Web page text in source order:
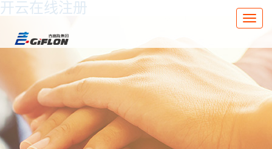
开云在线注册
Toggle